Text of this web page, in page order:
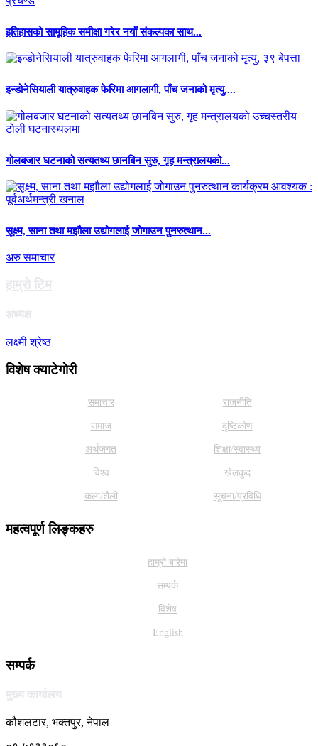
इतिहासको सामूहिक समीक्षा गरेर नयाँ संकल्पका साथ...
इन्डोनेसियाली यात्रुवाहक फेरिमा आगलागी, पाँच जनाको मृत्यु,...
गोलबजार घटनाको सत्यतथ्य छानबिन सुरु, गृह मन्त्रालयको...
सूक्ष्म, साना तथा मझौला उद्योगलाई जोगाउन पुनरुत्थान...
अरु समाचार
हाम्राे टिम
अध्यक्ष
लक्ष्मी श्रेष्ठ
विशेष क्याटेगाेरी
समाचार राजनीति
समाज दृष्टिकोण
अर्थजगत शिक्षा/स्वास्थ्य
विश्व खेलकुद
कला/शैली सूचना/प्रविधि
महत्वपूर्ण लिङ्कहरु
हाम्राे बारेमा
सम्पर्क
विशेष
English
सम्पर्क
मुख्य कार्यालय
कौशलटार, भक्तपुर, नेपाल